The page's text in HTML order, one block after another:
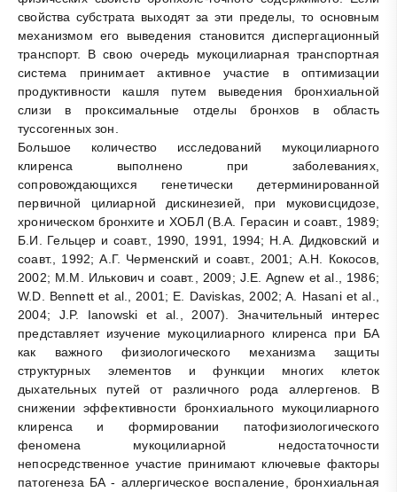
свойства субстрата выходят за эти пределы, то основным
механизмом его выведения становится диспергационный
транспорт. В свою очередь мукоцилиарная транспортная
система принимает активное участие в оптимизации
продуктивности кашля путем выведения бронхиальной
слизи в проксимальные отделы бронхов в область
туссогенных зон.
Большое количество исследований мукоцилиарного
клиренса выполнено при заболеваниях,
сопровождающихся генетически детерминированной
первичной цилиарной дискинезией, при муковисцидозе,
хроническом бронхите и ХОБЛ (В.А. Герасин и соавт., 1989;
Б.И. Гельцер и соавт., 1990, 1991, 1994; Н.А. Дидковский и
соавт., 1992; А.Г. Черменский и соавт., 2001; А.Н. Кокосов,
2002; М.М. Илькович и соавт., 2009; J.E. Agnew et al., 1986;
W.D. Bennett et al., 2001; E. Daviskas, 2002; A. Hasani et al.,
2004; J.P. Ianowski et al., 2007). Значительный интерес
представляет изучение мукоцилиарного клиренса при БА
как важного физиологического механизма защиты
структурных элементов и функции многих клеток
дыхательных путей от различного рода аллергенов. В
снижении эффективности бронхиального мукоцилиарного
клиренса и формировании патофизиологического
феномена мукоцилиарной недостаточности
непосредственное участие принимают ключевые факторы
патогенеза БА - аллергическое воспаление, бронхиальная